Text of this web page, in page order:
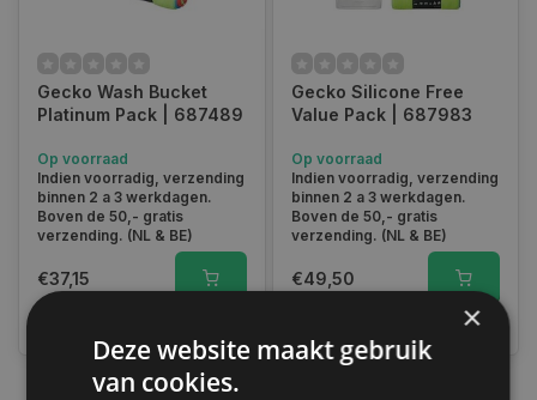
Gecko Wash Bucket
Platinum Pack | 687489
Op voorraad
Indien voorradig, verzending
binnen 2 a 3 werkdagen.
Boven de 50,- gratis
verzending. (NL & BE)
€37,15
Gecko Silicone Free
Value Pack | 687983
Op voorraad
Indien voorradig, verzending
binnen 2 a 3 werkdagen.
Boven de 50,- gratis
verzending. (NL & BE)
€49,50
×
Deze website maakt gebruik
van cookies.